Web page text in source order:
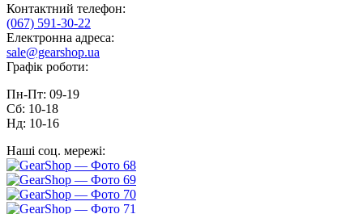
Контактний телефон:
(067) 591-30-22
Електронна адреса:
sale@gearshop.ua
Графік роботи:
Пн-Пт: 09-19
Сб: 10-18
Нд: 10-16
Наші соц. мережі: